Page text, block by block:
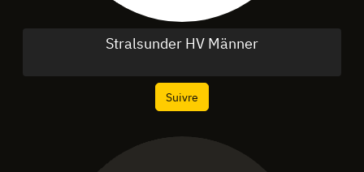
Stralsunder HV Männer
Suivre